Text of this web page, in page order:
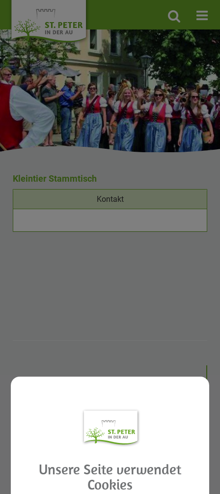
Site
search
toggle
Kleintier Stammtisch
Kontakt
St. Peter in der Au APP
Rund ums Kind Basar
Leben & Wohnen
Unsere Seite verwendet
Cookies